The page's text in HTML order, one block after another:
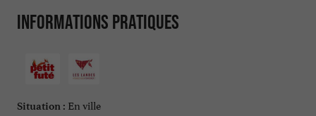
Informations pratiques
Situation : En ville